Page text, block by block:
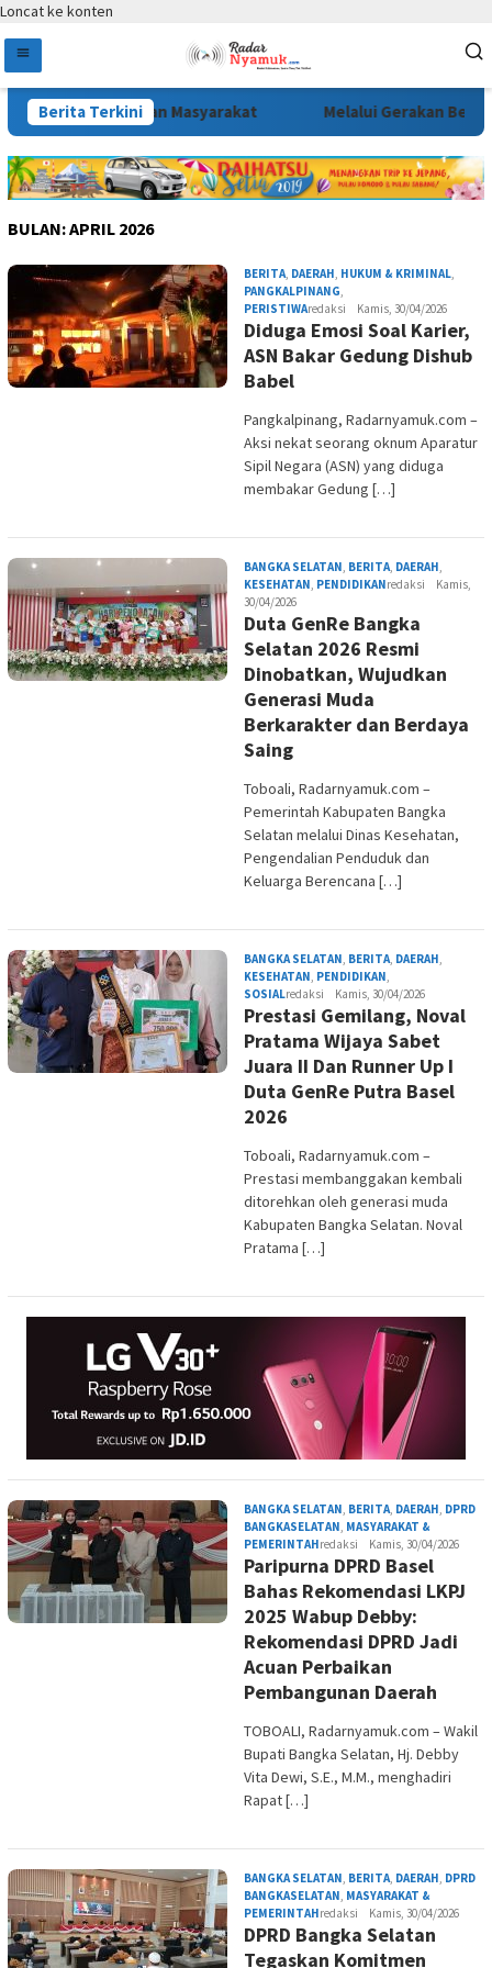
Loncat ke konten
Berita Terkini
Kepentingan Masyarakat Melalui Gerakan Bendera
BULAN:APRIL 2026
BERITA, DAERAH, HUKUM & KRIMINAL,
PANGKALPINANG,
PERISTIWAredaksi Kamis, 30/04/2026
Diduga Emosi Soal Karier,
ASN Bakar Gedung Dishub
Babel
Pangkalpinang, Radarnyamuk.com –
Aksi nekat seorang oknum Aparatur
Sipil Negara (ASN) yang diduga
membakar Gedung […]
BANGKA SELATAN, BERITA, DAERAH,
KESEHATAN, PENDIDIKANredaksi
Kamis,
30/04/2026
Duta GenRe Bangka
Selatan 2026 Resmi
Dinobatkan, Wujudkan
Generasi Muda
Berkarakter dan Berdaya
Saing
Toboali, Radarnyamuk.com –
Pemerintah Kabupaten Bangka
Selatan melalui Dinas Kesehatan,
Pengendalian Penduduk dan
Keluarga Berencana […]
BANGKA SELATAN, BERITA, DAERAH,
KESEHATAN, PENDIDIKAN,
SOSIALredaksi Kamis, 30/04/2026
Prestasi Gemilang, Noval
Pratama Wijaya Sabet
Juara II Dan Runner Up I
Duta GenRe Putra Basel
2026
Toboali, Radarnyamuk.com –
Prestasi membanggakan kembali
ditorehkan oleh generasi muda
Kabupaten Bangka Selatan. Noval
Pratama […]
BANGKA SELATAN, BERITA, DAERAH, DPRD
BANGKASELATAN, MASYARAKAT &
PEMERINTAHredaksi Kamis, 30/04/2026
Paripurna DPRD Basel
Bahas Rekomendasi LKPJ
2025 Wabup Debby:
Rekomendasi DPRD Jadi
Acuan Perbaikan
Pembangunan Daerah
TOBOALI, Radarnyamuk.com – Wakil
Bupati Bangka Selatan, Hj. Debby
Vita Dewi, S.E., M.M., menghadiri
Rapat […]
BANGKA SELATAN, BERITA, DAERAH, DPRD
BANGKASELATAN, MASYARAKAT &
PEMERINTAHredaksi Kamis, 30/04/2026
DPRD Bangka Selatan
Tegaskan Komitmen